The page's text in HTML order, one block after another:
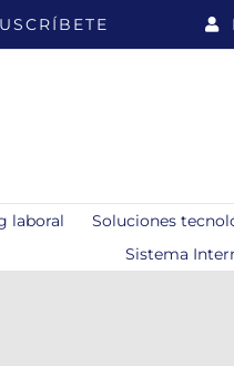
laboral Soluciones
Sistema